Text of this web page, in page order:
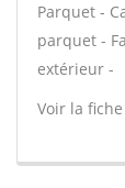
Parquet -
parquet -
extérieur -
Voir la